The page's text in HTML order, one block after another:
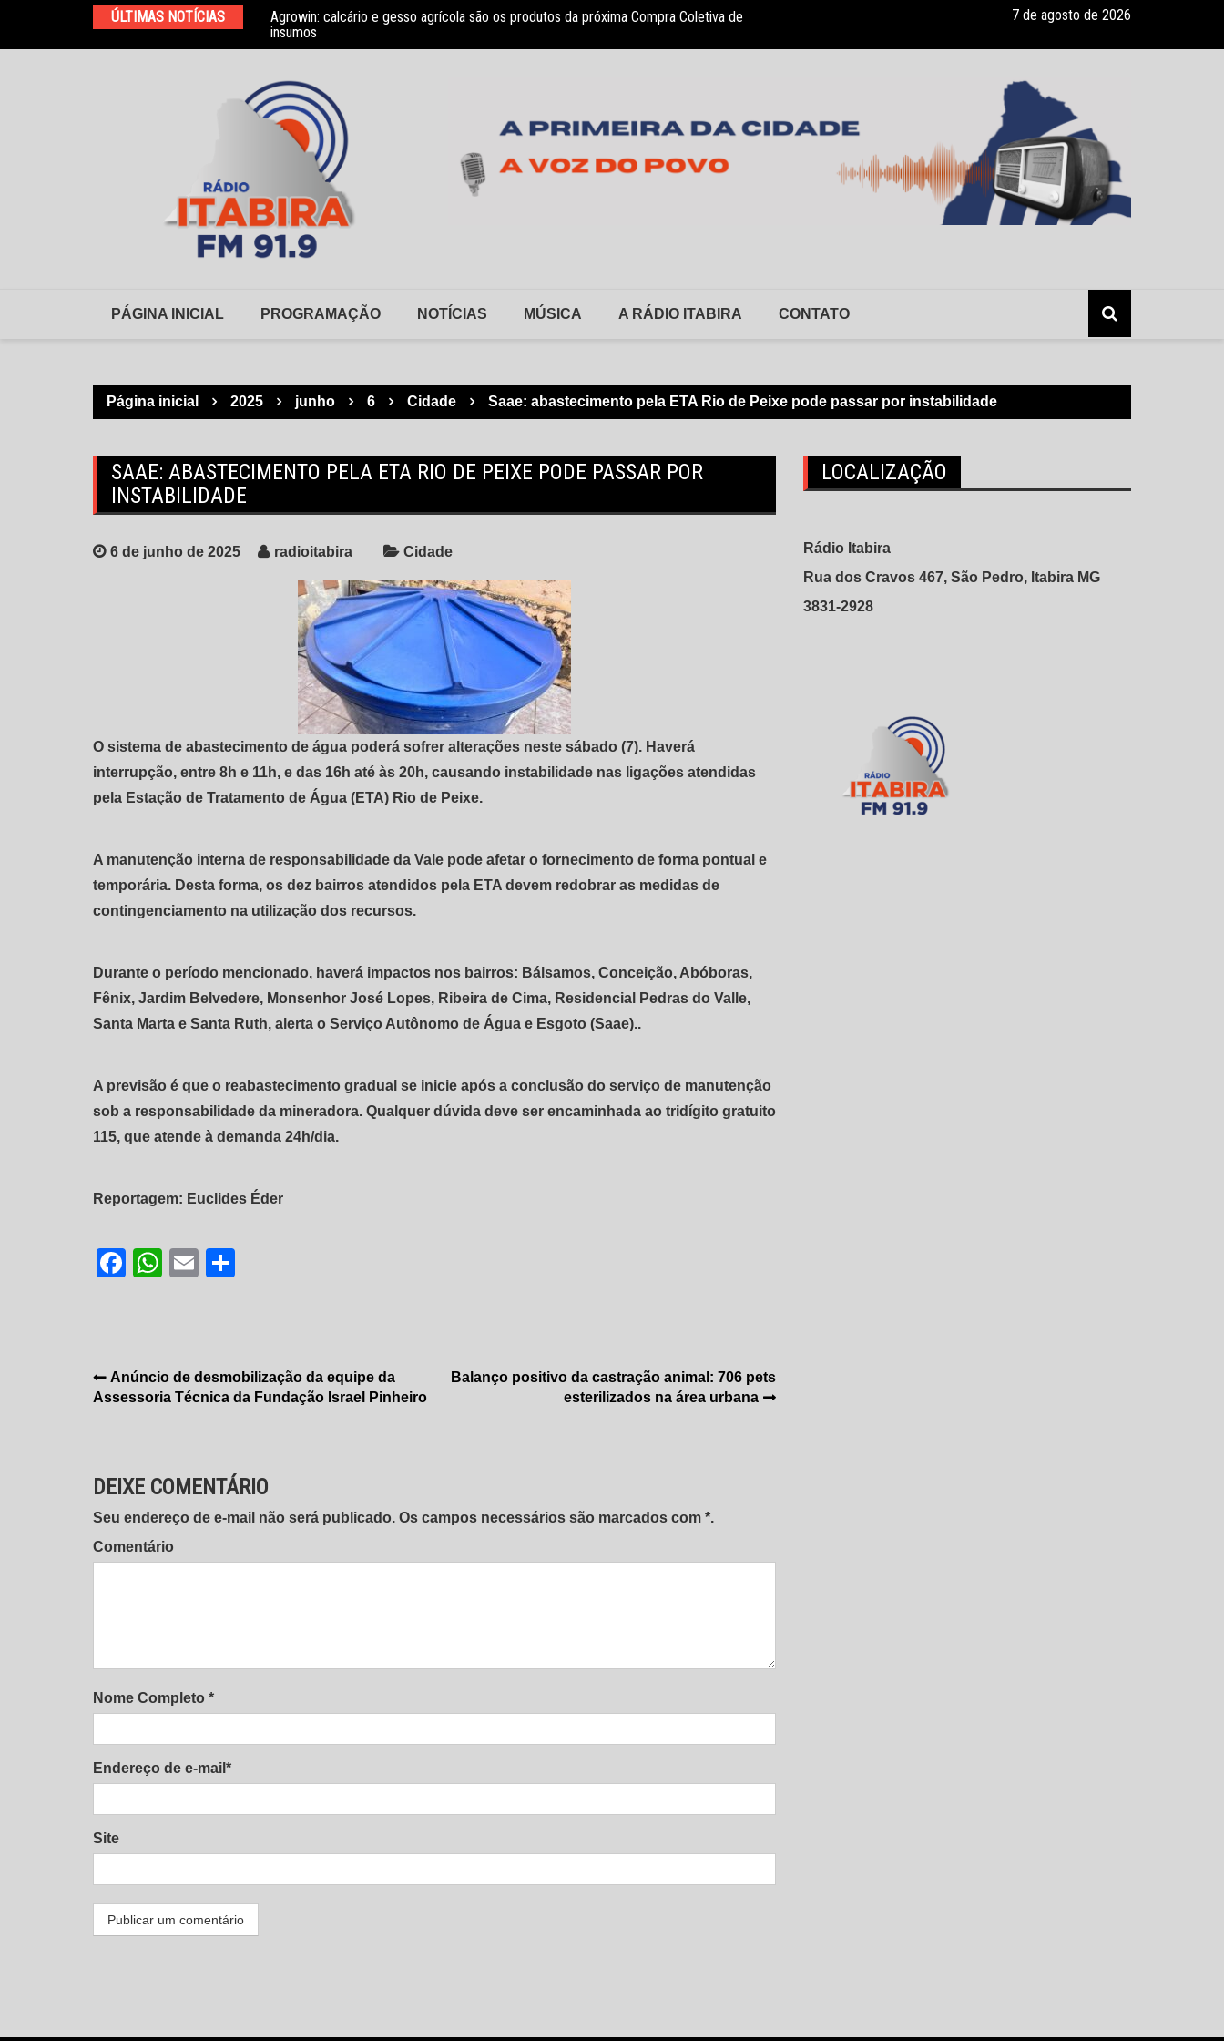
o
ÚLTIMAS NOTÍCIAS
Agrowin: calcário e gesso agrícola são os produtos da próxima Compra Coletiva de
insumos
Novo convênio com a Associação Nosso Lar garante atendimento a crianças com TEA Monlevade recebe pocket-show gratuito “A Bela e a Fera” na 16ª “Diversão
7 de agosto de 2026
PÁGINA INICIAL PROGRAMAÇÃO NOTÍCIAS MÚSICA A RÁDIO ITABIRA CONTATO
Página inicial 2025 junho 6 Cidade Saae: abastecimento pela ETA Rio de Peixe pode passar por instabilidade
SAAE: ABASTECIMENTO PELA ETA RIO DE PEIXE PODE PASSAR POR
INSTABILIDADE
6 de junho de 2025 radioitabira Cidade
O sistema de abastecimento de água poderá sofrer alterações neste sábado (7). Haverá
interrupção, entre 8h e 11h, e das 16h até às 20h, causando instabilidade nas ligações atendidas
pela Estação de Tratamento de Água (ETA) Rio de Peixe.
A manutenção interna de responsabilidade da Vale pode afetar o fornecimento de forma pontual e
temporária. Desta forma, os dez bairros atendidos pela ETA devem redobrar as medidas de
contingenciamento na utilização dos recursos.
Durante o período mencionado, haverá impactos nos bairros: Bálsamos, Conceição, Abóboras,
Fênix, Jardim Belvedere, Monsenhor José Lopes, Ribeira de Cima, Residencial Pedras do Valle,
Santa Marta e Santa Ruth, alerta o Serviço Autônomo de Água e Esgoto (Saae)..
A previsão é que o reabastecimento gradual se inicie após a conclusão do serviço de manutenção
sob a responsabilidade da mineradora. Qualquer dúvida deve ser encaminhada ao tridígito gratuito
115, que atende à demanda 24h/dia.
Reportagem: Euclides Éder
Facebook
WhatsApp
Email
Navegação
de
Anúncio de desmobilização da equipe da
Assessoria Técnica da Fundação Israel Pinheiro
Balanço positivo da castração animal: 706 pets
esterilizados na área urbana
DEIXE COMENTÁRIO
Seu endereço de e-mail não será publicado. Os campos necessários são marcados com *.
Comentário
Nome Completo *
Endereço de e-mail*
Site
LOCALIZAÇÃO
Rádio Itabira
Rua dos Cravos 467, São Pedro, Itabira MG
3831-2928